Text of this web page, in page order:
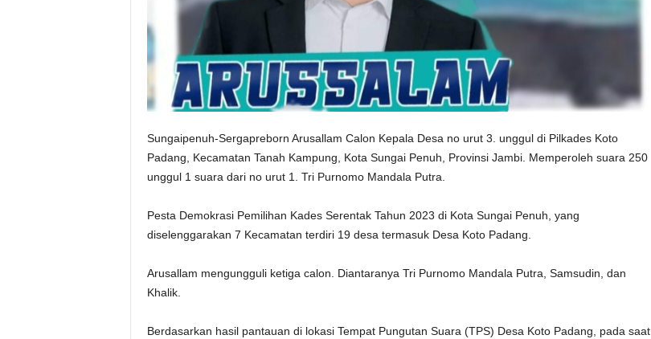
Sungaipenuh-Sergapreborn Arusallam Calon Kepala Desa no urut 3. unggul di Pilkades Koto
Padang, Kecamatan Tanah Kampung, Kota Sungai Penuh, Provinsi Jambi. Memperoleh suara 250
unggul 1 suara dari no urut 1. Tri Purnomo Mandala Putra.
Pesta Demokrasi Pemilihan Kades Serentak Tahun 2023 di Kota Sungai Penuh, yang
diselenggarakan 7 Kecamatan terdiri 19 desa termasuk Desa Koto Padang.
Arusallam mengungguli ketiga calon. Diantaranya Tri Purnomo Mandala Putra, Samsudin, dan
Khalik.
Berdasarkan hasil pantauan di lokasi Tempat Pungutan Suara (TPS) Desa Koto Padang, pada saat